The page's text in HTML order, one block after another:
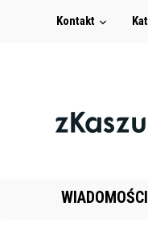
Kontakt
WIADOMOŚCI